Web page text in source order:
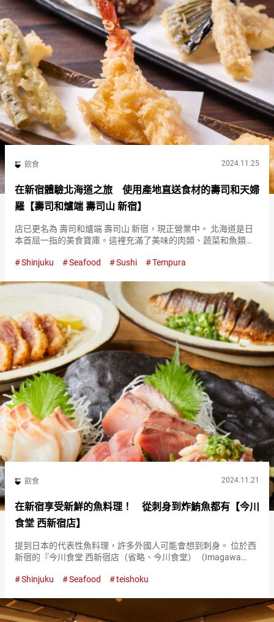
飲食 2024.11.25
在新宿體驗北海道之旅 使用產地直送食材的壽司和天婦
羅【壽司和爐端 壽司山 新宿】
店已更名為 壽司和爐端 壽司山 新宿，現正營業中。 北海道是日
本首屈一指的美食寶庫。這裡充滿了美味的肉類、蔬菜和魚類。
and Robata Sushiyama Shinju…
Shinjuku Seafood Sushi Tempura
飲食 2024.11.21
在新宿享受新鮮的魚料理！ 從刺身到炸鮪魚都有【今川
食堂 西新宿店】
提到日本的代表性魚料理，許多外國人可能會想到刺身。 位於西
新宿的『今川食堂 西新宿店（省略、今川食堂）（Imagawa
烹飪方式的魚料理。 『今川食堂（Imag…
Shinjuku Seafood teishoku